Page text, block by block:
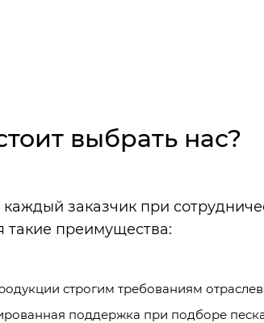
выбрать нас?
каждый заказчик при
такие преимущества:
строгим требованиям
поддержка при подборе